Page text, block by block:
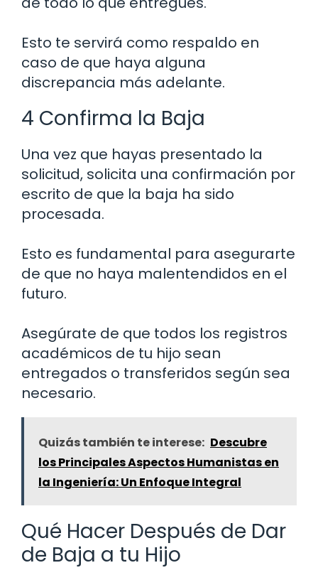
Esto te servirá como respaldo en
caso de que haya alguna
discrepancia más adelante.
4 Confirma la Baja
Una vez que hayas presentado la
solicitud, solicita una confirmación por
escrito de que la baja ha sido
procesada.
Esto es fundamental para asegurarte
de que no haya malentendidos en el
futuro.
Asegúrate de que todos los registros
académicos de tu hijo sean
entregados o transferidos según sea
necesario.
Quizás también te interese: Descubre
los Principales Aspectos Humanistas en
la Ingeniería: Un Enfoque Integral
Qué Hacer Después de Dar
de Baja a tu Hijo